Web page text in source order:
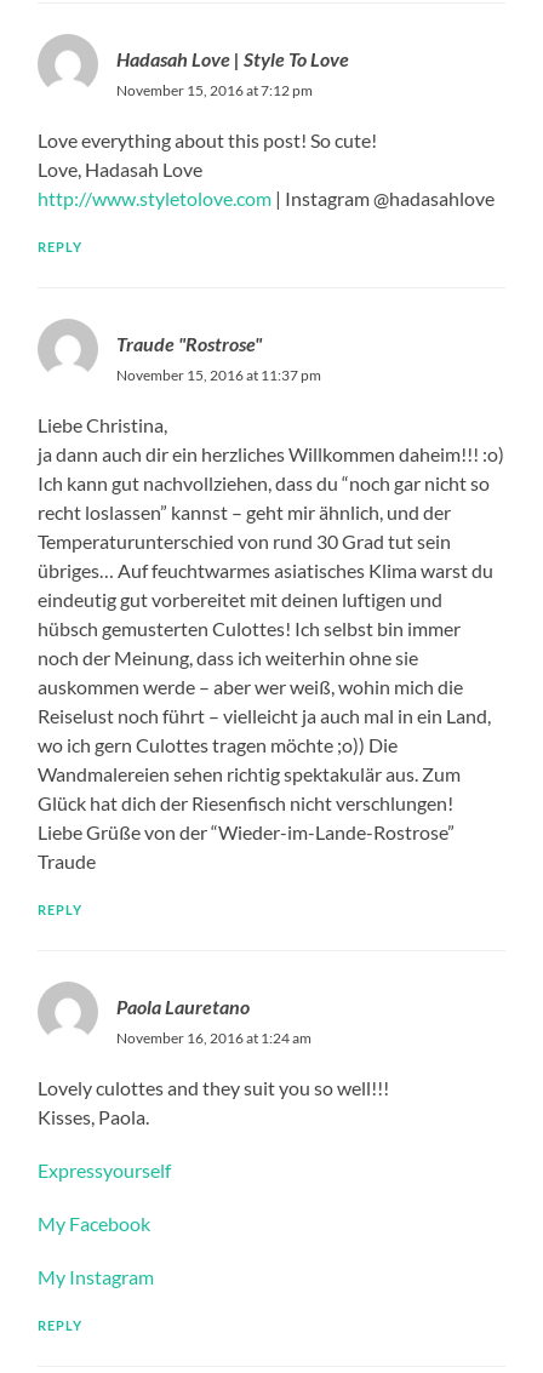
Hadasah Love | Style To Love
November 15, 2016 at 7:12 pm
Love everything about this post! So cute!
Love, Hadasah Love
http://www.styletolove.com | Instagram @hadasahlove
REPLY
Traude "Rostrose"
November 15, 2016 at 11:37 pm
Liebe Christina,
ja dann auch dir ein herzliches Willkommen daheim!!! :o)
Ich kann gut nachvollziehen, dass du “noch gar nicht so
recht loslassen” kannst – geht mir ähnlich, und der
Temperaturunterschied von rund 30 Grad tut sein
übriges… Auf feuchtwarmes asiatisches Klima warst du
eindeutig gut vorbereitet mit deinen luftigen und
hübsch gemusterten Culottes! Ich selbst bin immer
noch der Meinung, dass ich weiterhin ohne sie
auskommen werde – aber wer weiß, wohin mich die
Reiselust noch führt – vielleicht ja auch mal in ein Land,
wo ich gern Culottes tragen möchte ;o)) Die
Wandmalereien sehen richtig spektakulär aus. Zum
Glück hat dich der Riesenfisch nicht verschlungen!
Liebe Grüße von der “Wieder-im-Lande-Rostrose”
Traude
REPLY
Paola Lauretano
November 16, 2016 at 1:24 am
Lovely culottes and they suit you so well!!!
Kisses, Paola.
Expressyourself
My Facebook
My Instagram
REPLY